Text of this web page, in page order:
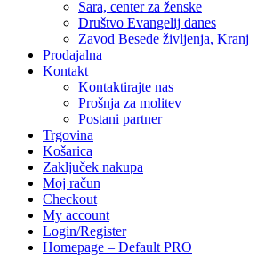
Sara, center za ženske
Društvo Evangelij danes
Zavod Besede življenja, Kranj
Prodajalna
Kontakt
Kontaktirajte nas
Prošnja za molitev
Postani partner
Trgovina
Košarica
Zaključek nakupa
Moj račun
Checkout
My account
Login/Register
Homepage – Default PRO